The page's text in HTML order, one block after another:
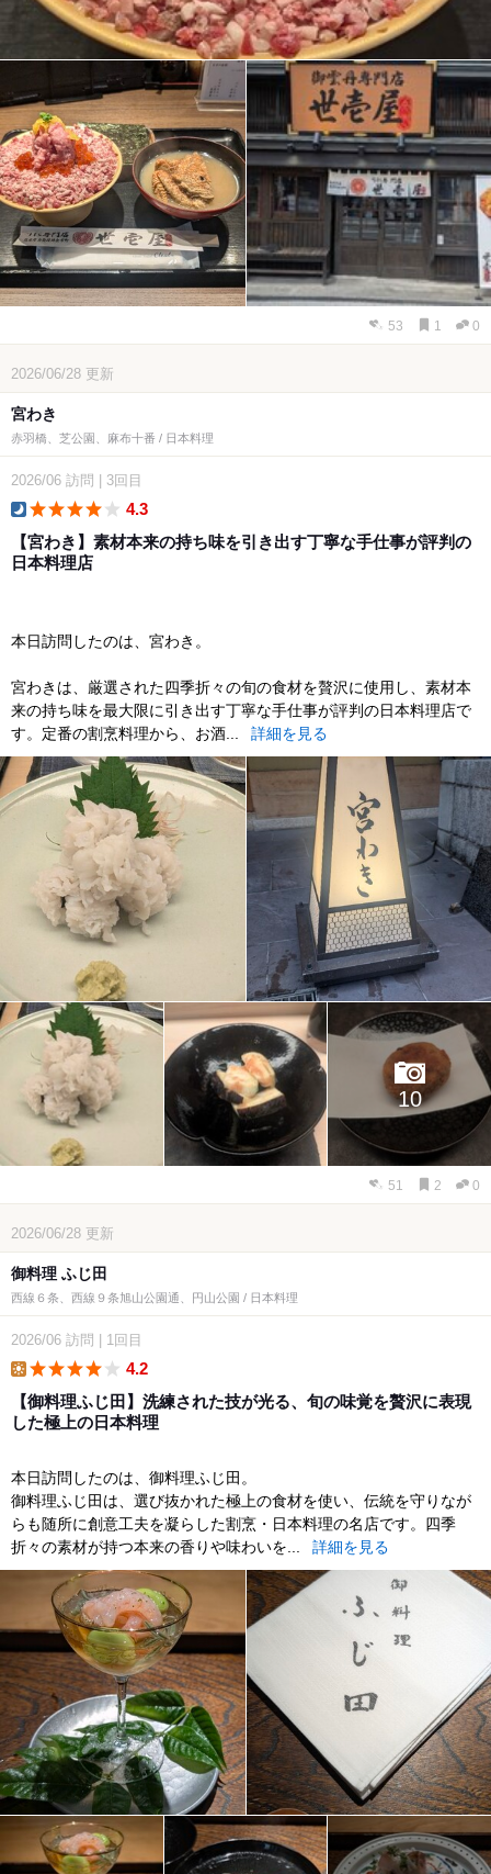
53 1 0
2026/06/28 更新
宮わき
赤羽橋、芝公園、麻布十番 / 日本料理
2026/06 訪問 | 3回目
4.3
​【宮わき】素材本来の持ち味を引き出す丁寧な手仕事が評判の
日本料理店
​本日訪問したのは、宮わき。
​宮わきは、厳選された四季折々の旬の食材を贅沢に使用し、素材本
来の持ち味を最大限に引き出す丁寧な手仕事が評判の日本料理店で
す。定番の割烹料理から、お酒...
詳細を見る
10
51 2 0
2026/06/28 更新
御料理 ふじ田
西線６条、西線９条旭山公園通、円山公園 / 日本料理
2026/06 訪問 1回目
4.2
【御料理ふじ田】洗練された技が光る、旬の味覚を贅沢に表現
した極上の日本料理
本日訪問したのは、御料理ふじ田。
御料理ふじ田は、選び抜かれた極上の食材を使い、伝統を守りなが
らも随所に創意工夫を凝らした割烹・日本料理の名店です。四季
折々の素材が持つ本来の香りや味わいを...
詳細を見る